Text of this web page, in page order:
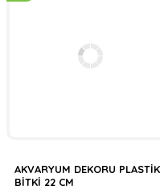
AKVARYUM DEKORU PLASTİK
BİTKİ 22 CM